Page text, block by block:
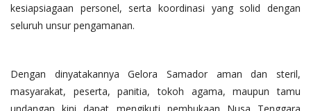
kesiapsiagaan personel, serta koordinasi yang solid dengan
seluruh unsur pengamanan.
Dengan dinyatakannya Gelora Samador aman dan steril,
masyarakat, peserta, panitia, tokoh agama, maupun tamu